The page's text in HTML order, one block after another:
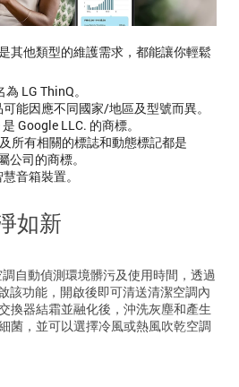
其他類型的維護需求，都能讓你輕鬆
LG ThinQ。
能因應不同國家/地區及型號而異。
Google LLC. 的商標。
所有相關的標誌和動態標記都是
公司的商標。
音箱裝置。
如新
自動偵測環境髒污及使用時間，透過
該功能，開啟後即可清送清潔空調內
換器結霜並融化後，沖洗灰塵和產生
菌，並可以選擇冷風或熱風吹乾空調